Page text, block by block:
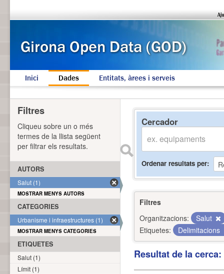
Inici Dades Entitats, àrees i serveis
Cercador
Ordenar resultats per
Filtres
Organitzacions:
Salut
Etiquetes:
Delimitacions
Resultat de la
Filtres
Cliqueu sobre un o més
termes de la llista següent
per filtrar els resultats.
AUTORS
Salut (1)
MOSTRAR MENYS AUTORS
CATEGORIES
Urbanisme i infraestructures (1)
MOSTRAR MENYS CATEGORIES
ETIQUETES
Salut (1)
Límit (1)